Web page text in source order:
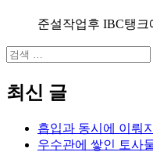
준설작업후 IBC탱크
검
최신 글
흡입과 동시에 이뤄
우수관에 쌓인 토사